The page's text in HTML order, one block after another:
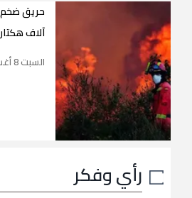
آلاف هكتار
السبت 8 أغسطس 2026 23:41:44
رأي وفكر